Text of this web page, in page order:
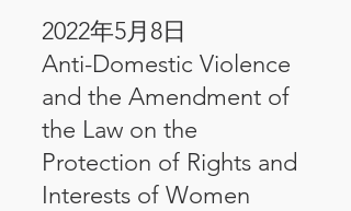
2022年5月8日
Anti-Domestic Violence
and the Amendment of
the Law on the
Protection of Rights and
Interests of Women